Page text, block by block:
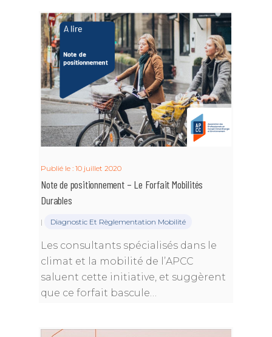
Publié le : 10 juillet 2020
Note de positionnement – Le Forfait Mobilités
Durables
| Diagnostic Et Règlementation Mobilité
Les consultants spécialisés dans le
climat et la mobilité de l’APCC
saluent cette initiative, et suggèrent
que ce forfait bascule…